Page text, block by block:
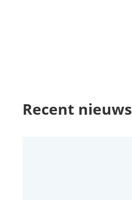
Recent nieuws